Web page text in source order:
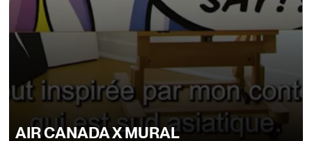
AIR CANADA X MURAL